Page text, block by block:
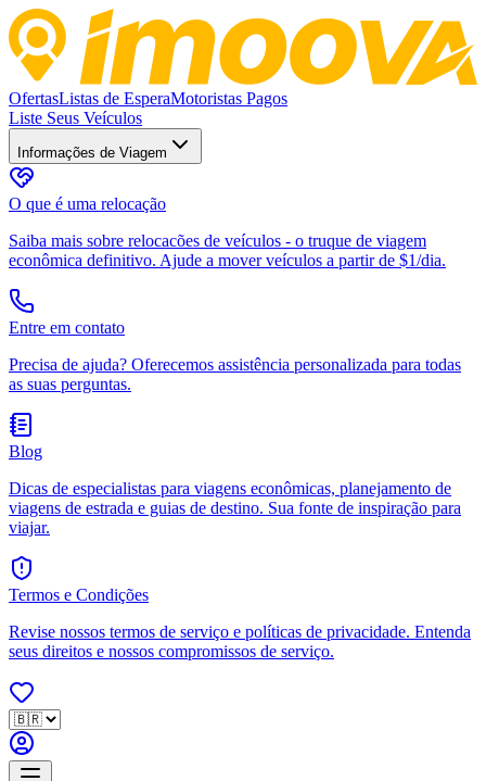
OfertasListas de EsperaMotoristas Pagos
Liste Seus Veículos
Informações de Viagem
O que é uma relocação
Saiba mais sobre relocacões de veículos - o truque de viagem
econômica definitivo. Ajude a mover veículos a partir de $1/dia.
Entre em contato
Precisa de ajuda? Oferecemos assistência personalizada para todas
as suas perguntas.
Blog
Dicas de especialistas para viagens econômicas, planejamento de
viagens de estrada e guias de destino. Sua fonte de inspiração para
viajar.
Termos e Condições
Revise nossos termos de serviço e políticas de privacidade. Entenda
seus direitos e nossos compromissos de serviço.